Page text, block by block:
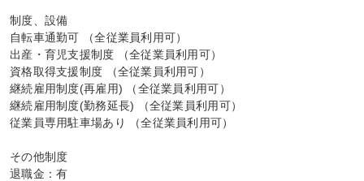
制度、設備
自転車通勤可 （全従業員利用可）
出産・育児支援制度 （全従業員利用可）
資格取得支援制度 （全従業員利用可）
継続雇用制度(再雇用) （全従業員利用可）
継続雇用制度(勤務延長) （全従業員利用可）
従業員専用駐車場あり （全従業員利用可）
その他制度
退職金：有